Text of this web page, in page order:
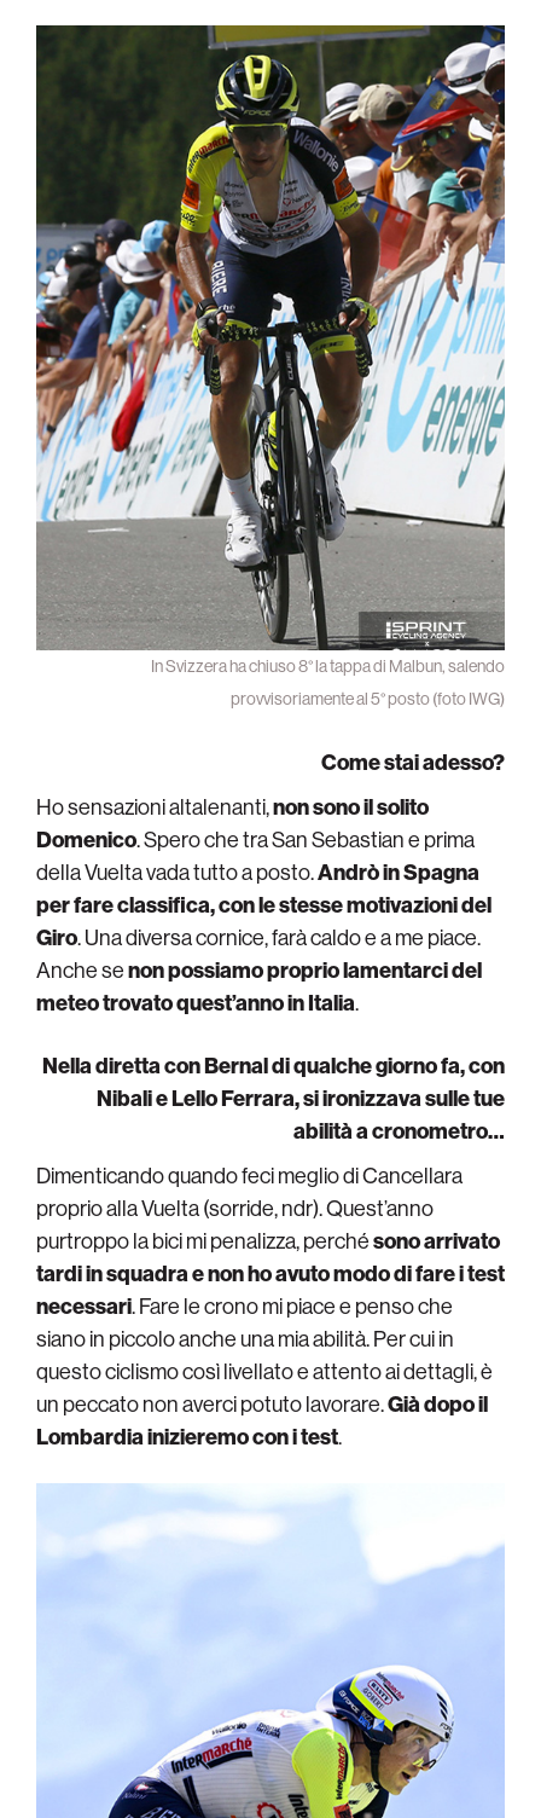
In Svizzera ha chiuso 8° la tappa di Malbun, salendo
provvisoriamente al 5° posto (foto IWG)
Come stai adesso?
Ho sensazioni altalenanti,non sono il solito
Domenico. Spero che tra San Sebastian e prima
della Vuelta vada tutto a posto.Andrò in Spagna
per fare classifica, con le stesse motivazioni del
Giro. Una diversa cornice, farà caldo e a me piace.
Anche senon possiamo proprio lamentarci del
meteo trovato quest’anno in Italia.
Nella diretta con Bernal di qualche giorno fa, con
Nibali e Lello Ferrara, si ironizzava sulle tue
abilità a cronometro…
Dimenticando quando feci meglio di Cancellara
proprio alla Vuelta (sorride, ndr). Quest’anno
purtroppo la bici mi penalizza, perchésono arrivato
tardi in squadra e non ho avuto modo di fare i test
necessari. Fare le crono mi piace e penso che
siano in piccolo anche una mia abilità. Per cui in
questo ciclismo così livellato e attento ai dettagli, è
un peccato non averci potuto lavorare.Già dopo il
Lombardia inizieremo con i test.